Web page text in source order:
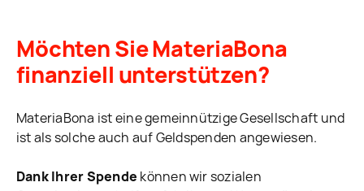
Möchten Sie MateriaBona
finanziell unterstützen?
MateriaBona ist eine gemeinnützige Gesellschaft und
ist als solche auch auf Geldspenden angewiesen.
Dank Ihrer Spende können wir sozialen